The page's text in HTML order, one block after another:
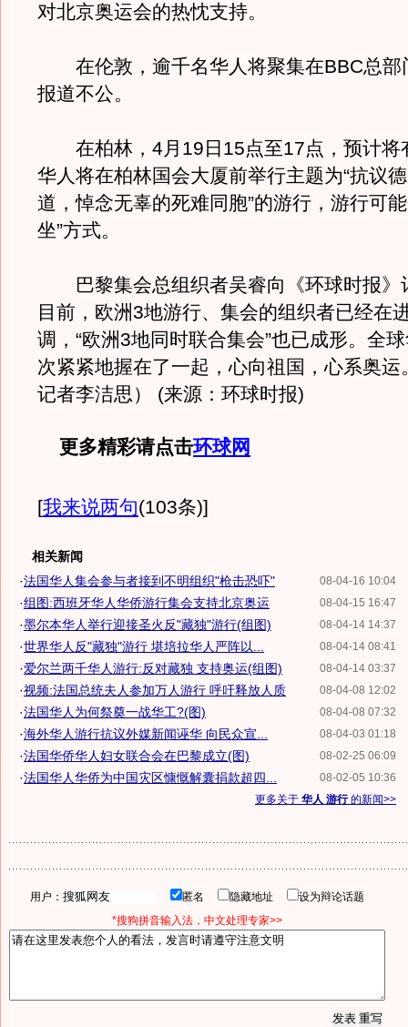
对北京奥运会的热忱支持。
在伦敦，逾千名华人将聚集在BBC总部
报道不公。
在柏林，4月19日15点至17点，预计将
华人将在柏林国会大厦前举行主题为“抗议
道，悼念无辜的死难同胞”的游行，游行可
坐”方式。
巴黎集会总组织者吴睿向《环球时报》
目前，欧洲3地游行、集会的组织者已经在
调，“欧洲3地同时联合集会”也已成形。全
次紧紧地握在了一起，心向祖国，心系奥运
记者李洁思） (来源：环球时报)
更多精彩请点击环球网
[我来说两句(103条)]
相关新闻
08-04-16 10:04
·法国华人集会参与者接到不明组织"枪击恐吓"
08-04-15 16:47
·组图:西班牙华人华侨游行集会支持北京奥运
08-04-14 14:37
·墨尔本华人举行迎接圣火反"藏独"游行(组图)
08-04-14 08:41
·世界华人反"藏独"游行 堪培拉华人严阵以...
08-04-14 03:37
·爱尔兰两千华人游行:反对藏独 支持奥运(组图)
08-04-08 12:02
·视频:法国总统夫人参加万人游行 呼吁释放人质
08-04-08 07:32
·法国华人为何祭奠一战华工?(图)
08-04-03 01:18
·海外华人游行抗议外媒新闻诬华 向民众宣...
08-02-25 06:09
·法国华侨华人妇女联合会在巴黎成立(图)
08-02-05 10:36
·法国华人华侨为中国灾区慷慨解囊捐款超四...
更多关于 华人 游行的新闻>>
用户： 匿名 隐藏地址
设为辩论话题
*搜狗拼音输入法，中文处理专家>>